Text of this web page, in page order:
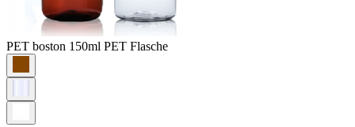
PET boston 150ml PET Flasche